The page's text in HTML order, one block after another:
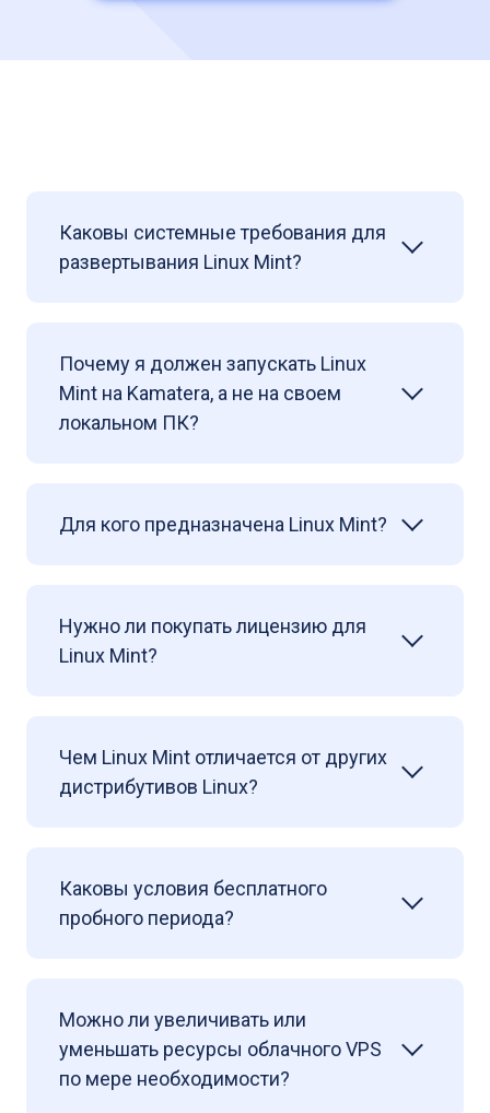
Каковы системные требования для
развертывания Linux Mint?
Почему я должен запускать Linux
Mint на Kamatera, а не на своем
локальном ПК?
Для кого предназначена Linux Mint?
Нужно ли покупать лицензию для
Linux Mint?
Чем Linux Mint отличается от других
дистрибутивов Linux?
Каковы условия бесплатного
пробного периода?
Можно ли увеличивать или
уменьшать ресурсы облачного VPS
по мере необходимости?